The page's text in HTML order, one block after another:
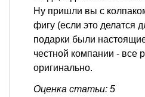
Ну пришли вы с
фигу (если это делатся
подарки были
честной компании - все
оригинально.
Оценка статьи: 5